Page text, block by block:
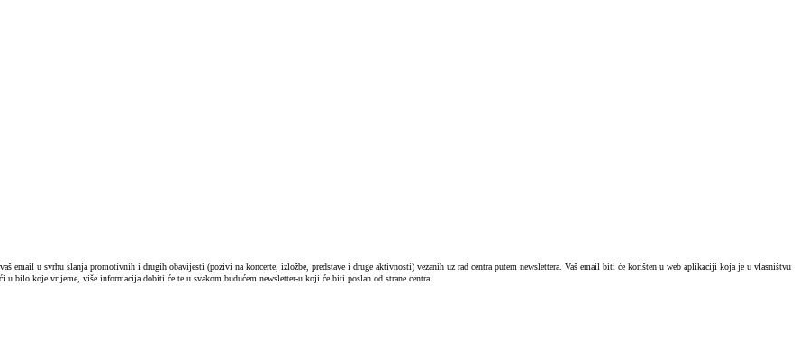
email u svrhu slanja promotivnih i drugih obavijesti (pozivi na koncerte, izložbe, predstave i druge aktivnosti) vezanih uz rad centra putem newslettera. Vaš email biti će korišten u web aplikaciji koja je u vlasništvu
u bilo koje vrijeme, više informacija dobiti će te u svakom budućem newsletter-u koji će biti poslan od strane centra.